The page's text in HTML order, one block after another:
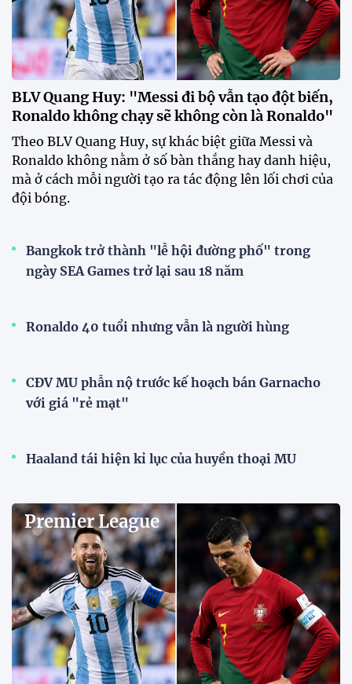
BLV Quang Huy: "Messi đi bộ vẫn tạo đột biến,
Ronaldo không chạy sẽ không còn là Ronaldo"
Theo BLV Quang Huy, sự khác biệt giữa Messi và
Ronaldo không nằm ở số bàn thắng hay danh hiệu,
mà ở cách mỗi người tạo ra tác động lên lối chơi của
đội bóng.
Bangkok trở thành "lễ hội đường phố" trong
ngày SEA Games trở lại sau 18 năm
Ronaldo 40 tuổi nhưng vẫn là người hùng
CĐV MU phẫn nộ trước kế hoạch bán Garnacho
với giá "rẻ mạt"
Haaland tái hiện kỉ lục của huyền thoại MU
Premier League